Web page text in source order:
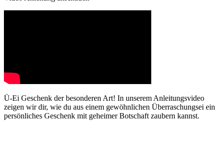
Ü-Ei Geschenk der besonderen Art! In unserem Anleitungsvideo
zeigen wir dir, wie du aus einem gewöhnlichen Überraschungsei ein
persönliches Geschenk mit geheimer Botschaft zaubern kannst.